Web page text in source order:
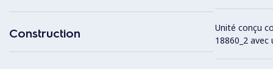
Construction
Unité conçu
18860_2